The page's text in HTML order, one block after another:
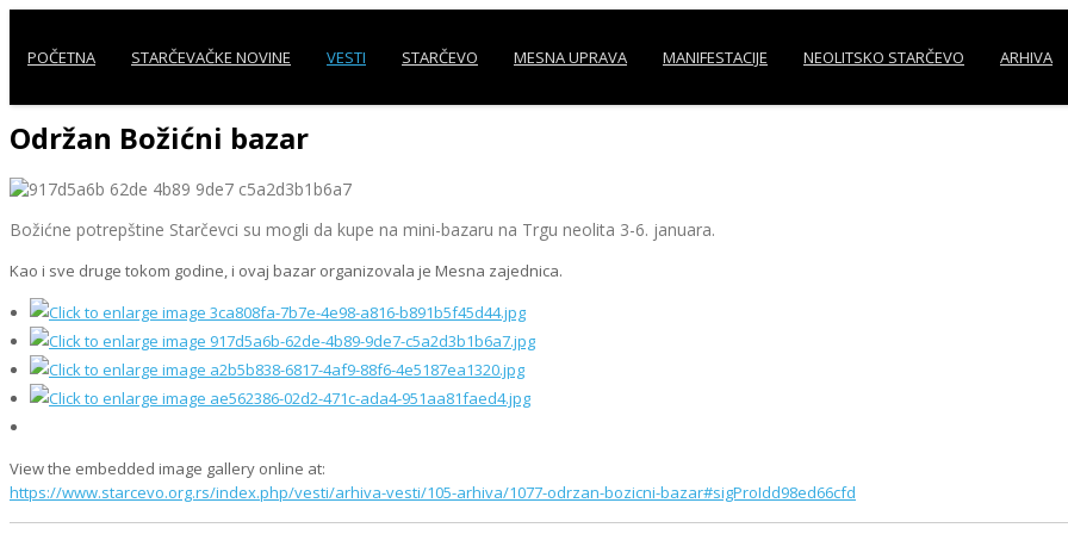
POČETNA STARČEVAČKE NOVINE VESTI STARČEVO MESNA UPRAVA MANIFESTACIJE NEOLITSKO STARČEVO ARHIVA
Održan Božićni bazar
Božićne potrepštine Starčevci su mogli da kupe na mini-bazaru na Trgu neolita 3-6. januara.
Kao i sve druge tokom godine, i ovaj bazar organizovala je Mesna zajednica.
View the embedded image gallery online at:
https://www.starcevo.org.rs/index.php/vesti/arhiva-vesti/105-arhiva/1077-odrzan-bozicni-bazar#sigProIdd98ed66cfd